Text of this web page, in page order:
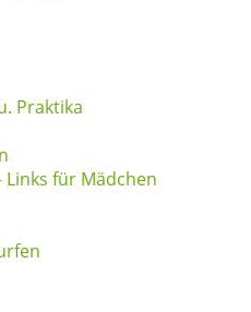
Praktika
Links für Mädchen